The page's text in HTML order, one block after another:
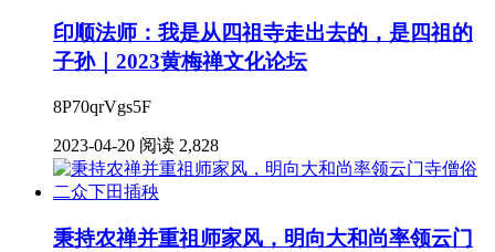
印顺法师：我是从四祖寺走出去的，是四祖的
子孙｜2023黄梅禅文化论坛
8P70qrVgs5F
2023-04-20 阅读 2,828
秉持农禅并重祖师家风，明向大和尚率领云门